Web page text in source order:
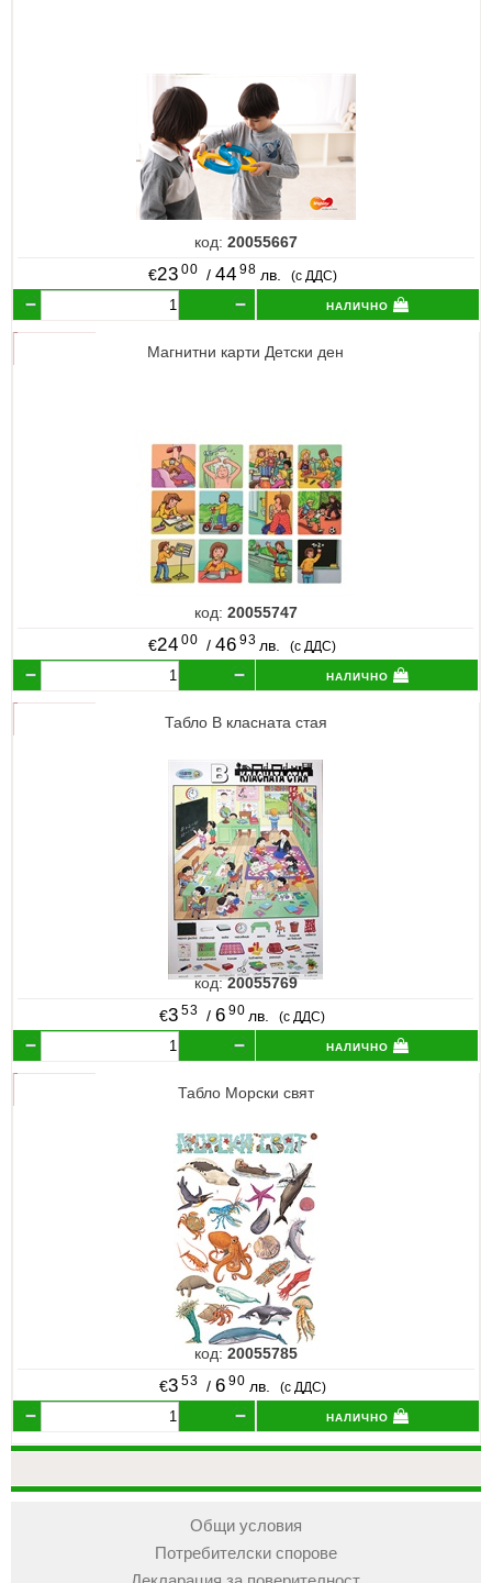
код: 20055667
€23 00 /44 98 лв. (с ДДС)
налично
Магнитни карти Детски ден
код: 20055747
€24 00 / 46 93 лв. (с ДДС)
налично
Табло В класната стая
код:20055769
€3 53 / 6 90 лв. (с ДДС)
налично
Табло Морски свят
код: 20055785
€3 53 /6 90 лв. (с ДДС)
налично
Общи условия
Потребителски спорове